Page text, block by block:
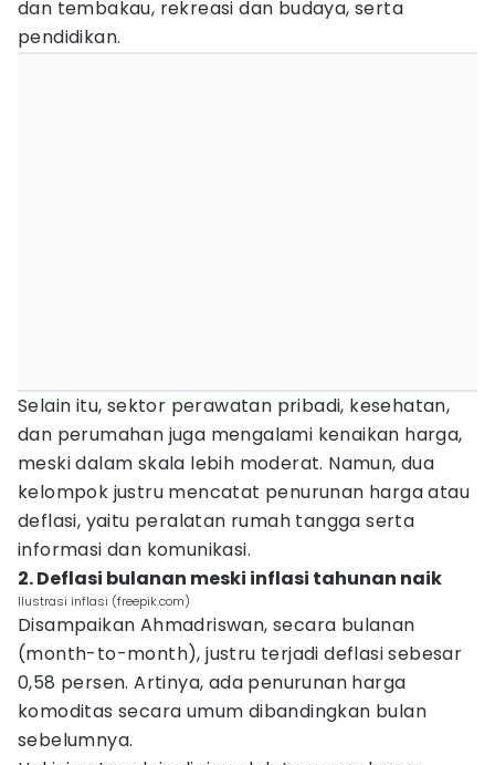
dan tembakau, rekreasi dan budaya, serta
pendidikan.
Selain itu, sektor perawatan pribadi, kesehatan,
dan perumahan juga mengalami kenaikan harga,
meski dalam skala lebih moderat. Namun, dua
kelompok justru mencatat penurunan harga atau
deflasi, yaitu peralatan rumah tangga serta
informasi dan komunikasi.
2. Deflasi bulanan meski inflasi tahunan naik
Ilustrasi inflasi (freepik.com)
Disampaikan Ahmadriswan, secara bulanan
(month-to-month), justru terjadi deflasi sebesar
0,58 persen. Artinya, ada penurunan harga
komoditas secara umum dibandingkan bulan
sebelumnya.